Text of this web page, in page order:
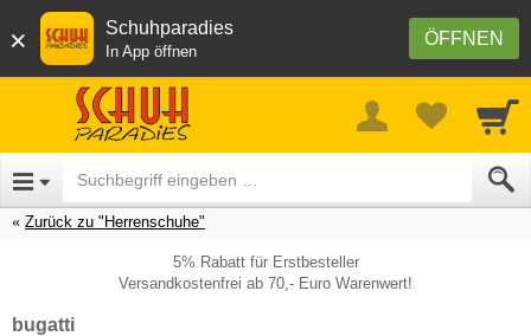
× ÖFFNEN
Schuhparadies
In App öffnen
Zurück zu "Herrenschuhe"
5% Rabatt für Erstbesteller
Versandkostenfrei ab 70,- Euro Warenwert!
bugatti